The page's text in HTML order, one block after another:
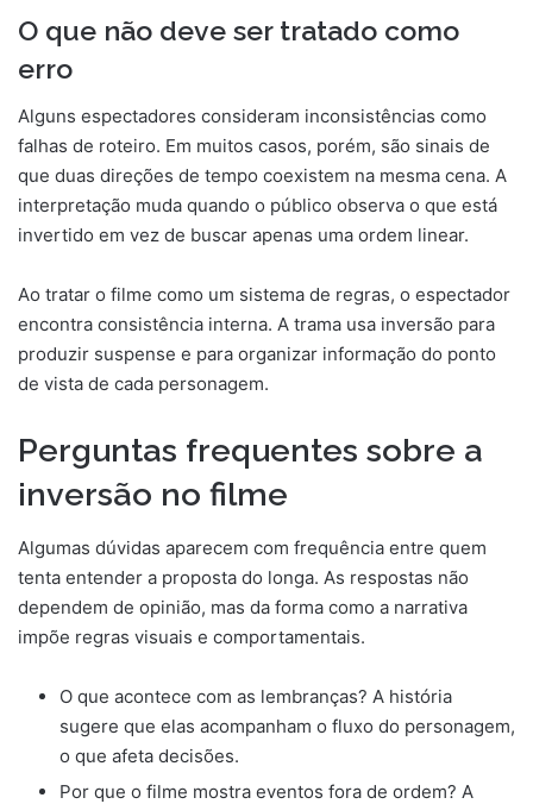
O que não deve ser tratado como
erro
Alguns espectadores consideram inconsistências como
falhas de roteiro. Em muitos casos, porém, são sinais de
que duas direções de tempo coexistem na mesma cena. A
interpretação muda quando o público observa o que está
invertido em vez de buscar apenas uma ordem linear.
Ao tratar o filme como um sistema de regras, o espectador
encontra consistência interna. A trama usa inversão para
produzir suspense e para organizar informação do ponto
de vista de cada personagem.
Perguntas frequentes sobre a
inversão no filme
Algumas dúvidas aparecem com frequência entre quem
tenta entender a proposta do longa. As respostas não
dependem de opinião, mas da forma como a narrativa
impõe regras visuais e comportamentais.
O que acontece com as lembranças? A história
sugere que elas acompanham o fluxo do personagem,
o que afeta decisões.
Por que o filme mostra eventos fora de ordem? A